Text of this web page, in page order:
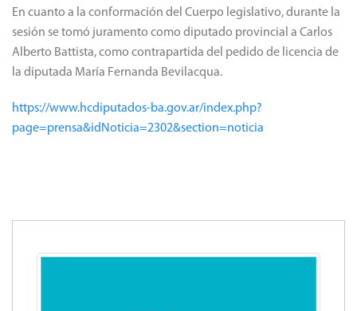
En cuanto a la conformación del Cuerpo legislativo, durante la
sesión se tomó juramento como diputado provincial a Carlos
Alberto Battista, como contrapartida del pedido de licencia de
la diputada María Fernanda Bevilacqua.
https://www.hcdiputados-ba.gov.ar/index.php?
page=prensa&idNoticia=2302&section=noticia